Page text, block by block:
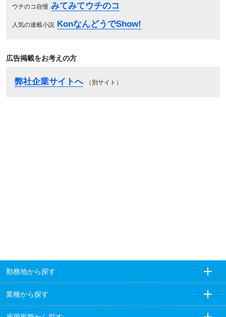
ウチのコ自慢 みてみてウチのコ
人気の連載小説 KonなんどうでShow!
広告掲載をお考えの方
弊社企業サイトへ （別サイト）
勤務地から探す
業種から探す